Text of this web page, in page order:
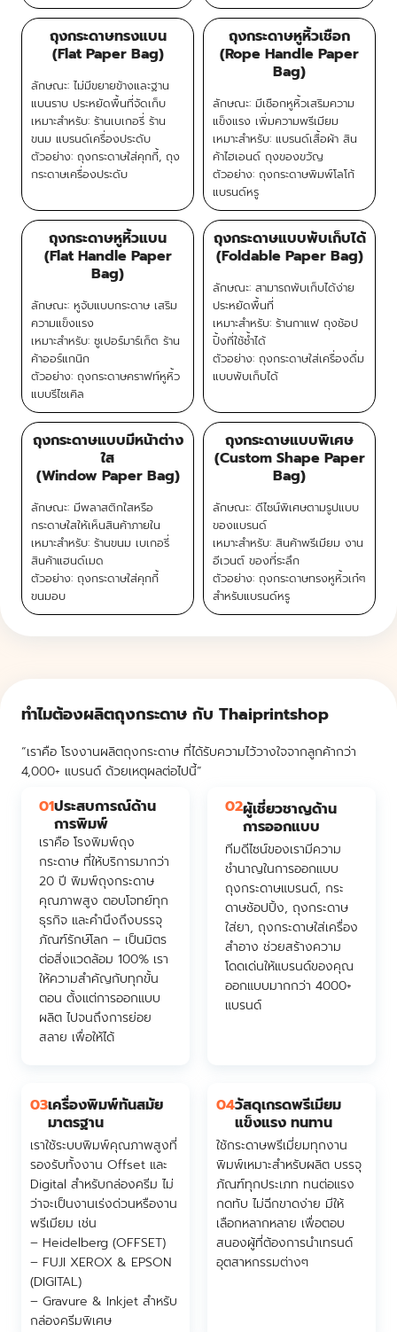
ถุงกระดาษทรงแบน
(Flat Paper Bag)
ลักษณะ: ไม่มีขยายข้างและฐาน
แบนราบ ประหยัดพื้นที่จัดเก็บ
เหมาะสำหรับ: ร้านเบเกอรี่ ร้าน
ขนม แบรนด์เครื่องประดับ
ตัวอย่าง: ถุงกระดาษใส่คุกกี้, ถุง
กระดาษเครื่องประดับ
ถุงกระดาษหูหิ้วเชือก
(Rope Handle Paper
Bag)
ลักษณะ: มีเชือกหูหิ้วเสริมความ
แข็งแรง เพิ่มความพรีเมียม
เหมาะสำหรับ: แบรนด์เสื้อผ้า สิน
ค้าไฮเอนด์ ถุงของขวัญ
ตัวอย่าง: ถุงกระดาษพิมพ์โลโก้
แบรนด์หรู
ถุงกระดาษหูหิ้วแบน
(Flat Handle Paper
Bag)
ลักษณะ: หูจับแบบกระดาษ เสริม
ความแข็งแรง
เหมาะสำหรับ: ซูเปอร์มาร์เก็ต ร้าน
ค้าออร์แกนิก
ตัวอย่าง: ถุงกระดาษคราฟท์หูหิ้ว
แบบรีไซเคิล
ถุงกระดาษแบบพับเก็บได้
(Foldable Paper Bag)
ลักษณะ: สามารถพับเก็บได้ง่าย
ประหยัดพื้นที่
เหมาะสำหรับ: ร้านกาแฟ ถุงช้อป
ปิ้งที่ใช้ซ้ำได้
ตัวอย่าง: ถุงกระดาษใส่เครื่องดื่ม
แบบพับเก็บได้
ถุงกระดาษแบบมีหน้าต่าง
ใส
(Window Paper Bag)
ลักษณะ: มีพลาสติกใสหรือ
กระดาษใสให้เห็นสินค้าภายใน
เหมาะสำหรับ: ร้านขนม เบเกอรี่
สินค้าแฮนด์เมด
ตัวอย่าง: ถุงกระดาษใส่คุกกี้
ขนมอบ
ถุงกระดาษแบบพิเศษ
(Custom Shape Paper
Bag)
ลักษณะ: ดีไซน์พิเศษตามรูปแบบ
ของแบรนด์
เหมาะสำหรับ: สินค้าพรีเมียม งาน
อีเวนต์ ของที่ระลึก
ตัวอย่าง: ถุงกระดาษทรงหูหิ้วเก๋ๆ
สำหรับแบรนด์หรู
ทำไมต้องผลิตถุงกระดาษ กับ Thaiprintshop
“เราคือ โรงงานผลิตถุงกระดาษ ที่ได้รับความไว้วางใจจากลูกค้ากว่า
4,000+ แบรนด์ ด้วยเหตุผลต่อไปนี้”
01ประสบการณ์ด้าน
การพิมพ์
เราคือ โรงพิมพ์ถุง
กระดาษ ที่ให้บริการมากว่า
20 ปี พิมพ์ถุงกระดาษ
คุณภาพสูง ตอบโจทย์ทุก
ธุรกิจ และคำนึงถึงบรรจุ
ภัณฑ์รักษ์โลก – เป็นมิตร
ต่อสิ่งแวดล้อม 100% เรา
ให้ความสำคัญกับทุกขั้น
ตอน ตั้งแต่การออกแบบ
ผลิต ไปจนถึงการย่อย
สลาย เพื่อให้ได้
02ผู้เชี่ยวชาญด้าน
การออกแบบ
ทีมดีไซน์ของเรามีความ
ชำนาญในการออกแบบ
ถุงกระดาษแบรนด์, กระ
ดาษช้อปปิ้ง, ถุงกระดาษ
ใส่ยา, ถุงกระดาษใส่เครื่อง
สำอาง ช่วยสร้างความ
โดดเด่นให้แบรนด์ของคุณ
ออกแบบมากกว่า 4000+
แบรนด์
03เครื่องพิมพ์ทันสมัย
มาตรฐาน
เราใช้ระบบพิมพ์คุณภาพสูงที่
รองรับทั้งงาน Offset และ
Digital สำหรับกล่องครีม ไม่
ว่าจะเป็นงานเร่งด่วนหรืองาน
พรีเมียม เช่น
– Heidelberg (OFFSET)
– FUJI XEROX & EPSON
(DIGITAL)
– Gravure & Inkjet สำหรับ
กล่องครีมพิเศษ
04วัสดุเกรดพรีเมียม
แข็งแรง ทนทาน
ใช้กระดาษพรีเมี่ยมทุกงาน
พิมพ์เหมาะสำหรับผลิต บรรจุ
ภัณฑ์ทุกประเภท ทนต่อแรง
กดทับ ไม่ฉีกขาดง่าย มีให้
เลือกหลากหลาย เพื่อตอบ
สนองผู้ที่ต้องการนำเทรนด์
อุตสาหกรรมต่างๆ